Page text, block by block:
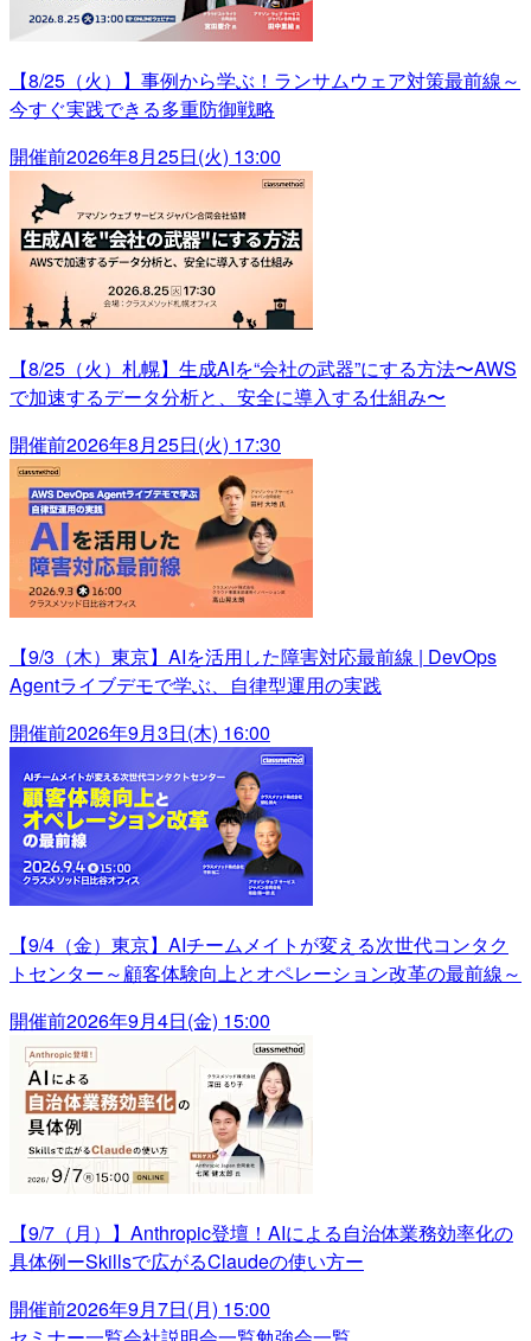
【8/25（火）】事例から学ぶ！ランサムウェア対策最前線～
今すぐ実践できる多重防御戦略
開催前2026年8月25日(火) 13:00
【8/25（火）札幌】生成AIを“会社の武器”にする方法〜AWS
で加速するデータ分析と、安全に導入する仕組み〜
開催前2026年8月25日(火) 17:30
【9/3（木）東京】AIを活用した障害対応最前線 | DevOps
Agentライブデモで学ぶ、自律型運用の実践
開催前2026年9月3日(木) 16:00
【9/4（金）東京】AIチームメイトが変える次世代コンタク
トセンター～顧客体験向上とオペレーション改革の最前線～
開催前2026年9月4日(金) 15:00
【9/7（月）】Anthropic登壇！AIによる自治体業務効率化の
具体例ーSkillsで広がるClaudeの使い方ー
開催前2026年9月7日(月) 15:00